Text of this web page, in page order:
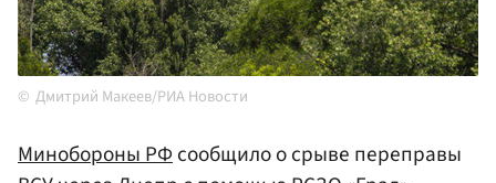
Дмитрий Макеев/РИА Новости
МинобороныРФсообщило о срыве переправы